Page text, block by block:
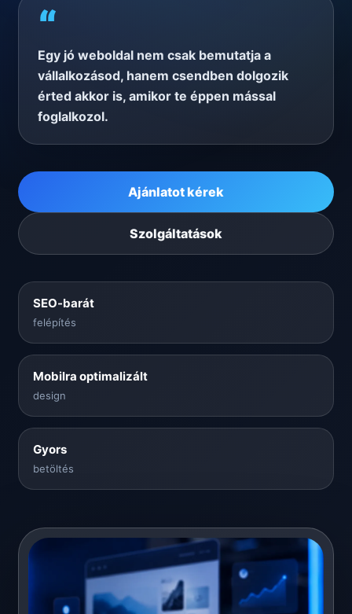
“
Egy jó weboldal nem csak bemutatja a
vállalkozásod, hanem csendben dolgozik
érted akkor is, amikor te éppen mással
foglalkozol.
Ajánlatot kérek
Szolgáltatások
SEO-barát
felépítés
Mobilra optimalizált
design
Gyors
betöltés